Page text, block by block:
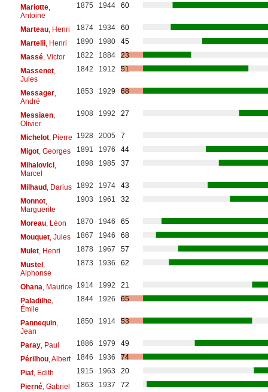
Mariotte,
Antoine
1875 1944 60
Marteau, Henri 1874 1934
60
Martelli, Henri 1890 1980
45
Massé, Victor 1822 1884
23
Massenet,
Jules
1842 1912 51
Messager,
André
1853 1929 68
Messiaen,
Olivier
1908 1992 27
Michelot, Pierre 1928 2005
7
Migot, Georges 1891 1976
44
Mihalovici,
Marcel
1898 1985 37
Milhaud, Darius 1892 1974
43
Monnot,
Marguerite
1903 1961 32
Moreau, Léon 1870 1946
65
Mouquet, Jules 1867 1946
68
Mulet, Henri 1878 1967
57
Mustel,
Alphonse
1873 1936 62
Ohana , Maurice 1914 1992
21
Paladilhe,
Émile
1844 1926 65
Pannequin,
Jean
1850 1914 53
Paray, Paul 1886 1979
49
Périlhou, Albert 1846 1936
74
Piaf, Edith 1915 1963
20
Pierné, Gabriel 1863 1937 72